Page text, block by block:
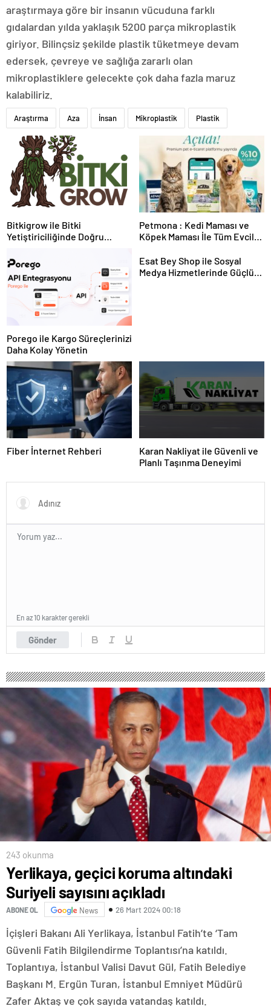
araştırmaya göre bir insanın vücuduna farklı
gıdalardan yılda yaklaşık 5200 parça mikroplastik
giriyor. Bilinçsiz şekilde plastik tüketmeye devam
edersek, çevreye ve sağlığa zararlı olan
mikroplastiklere gelecekte çok daha fazla maruz
kalabiliriz.
Araştırma Aza İnsan Mikroplastik Plastik
Bitkigrow ile Bitki
Yetiştiriciliğinde Doğru
Petmona : Kedi Maması ve
Köpek Maması İle Tüm Evcil
Porego ile Kargo Süreçlerinizi
Daha Kolay Yönetin
Esat Bey Shop ile Sosyal
Medya Hizmetlerinde Güçlü
Fiber İnternet Rehberi
Karan Nakliyat ile Güvenli ve
Planlı Taşınma Deneyimi
Gönder
En az 10 karakter gerekli
243 okunma
Yerlikaya, geçici koruma altındaki
Suriyeli sayısını açıkladı
ABONE OL News 26 Mart 2024 00:18
İçişleri Bakanı Ali Yerlikaya, İstanbul Fatih’te ‘Tam
Güvenli Fatih Bilgilendirme Toplantısı’na katıldı.
Toplantıya, İstanbul Valisi Davut Gül, Fatih Belediye
Başkanı M. Ergün Turan, İstanbul Emniyet Müdürü
Zafer Aktaş ve çok sayıda vatandaş katıldı.